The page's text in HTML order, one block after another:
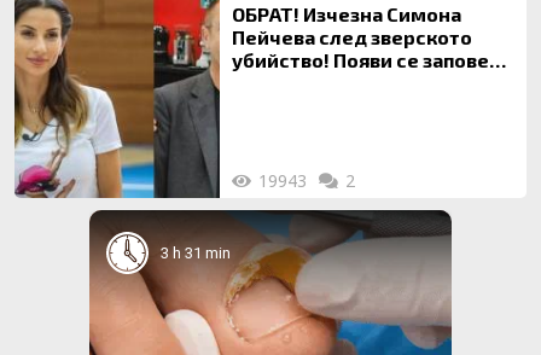
ОБРАТ! Изчезна Симона
Пейчева след зверското
убийство! Появи се заповед
19943 2
3 h 31 min